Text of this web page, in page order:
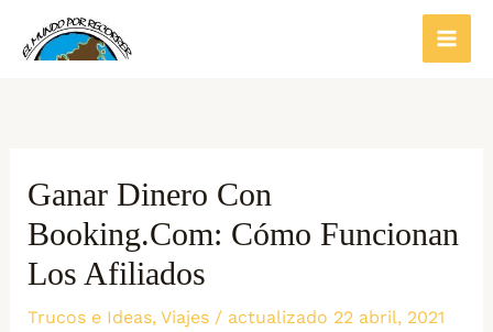
Ganar Dinero Con
Booking.com: Cómo Funcionan
Los Afiliados
Trucos e Ideas, Viajes/ actualizado 22 abril, 2021